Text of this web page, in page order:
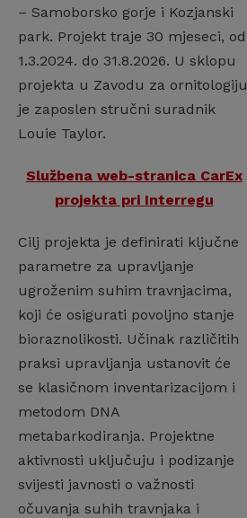
– Samoborsko gorje i Kozjanski
park. Projekt traje 30 mjeseci, od
1.3.2024. do 31.8.2026. U sklopu
projekta u Zavodu za ornitologiju
je zaposlen stručni suradnik
Louie Taylor.
Službena web-stranica CarEx
projekta pri Interregu
Cilj projekta je definirati ključne
parametre za upravljanje
ugroženim suhim travnjacima,
koji će osigurati povoljno stanje
bioraznolikosti. Učinak različitih
praksi upravljanja ustanovit će
se klasičnom inventarizacijom i
metodom DNA
metabarkodiranja. Projektne
aktivnosti uključuju i podizanje
svijesti javnosti o važnosti
očuvanja suhih travnjaka i